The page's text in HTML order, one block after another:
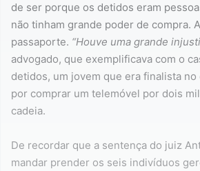
de ser porque os detidos eram
não tinham grande poder de compra.
passaporte. “Houve uma grande
advogado, que exemplificava com o
detidos, um jovem que era finalista
por comprar um telemóvel por dois
cadeia.
De recordar que a sentença do juiz
mandar prender os seis indivíduos